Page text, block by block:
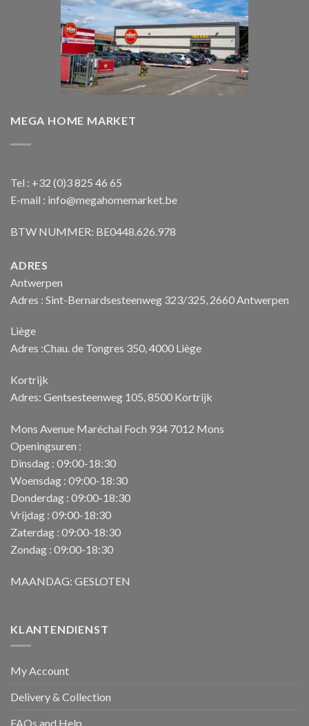
MEGA HOME MARKET
Tel : +32 (0)3 825 46 65
E-mail : info@megahomemarket.be
BTW NUMMER: BE0448.626.978
ADRES
Antwerpen
Adres : Sint-Bernardsesteenweg 323/325, 2660 Antwerpen
Liège
Adres :Chau. de Tongres 350, 4000 Liège
Kortrijk
Adres: Gentsesteenweg 105, 8500 Kortrijk
Mons Avenue Maréchal Foch 934 7012 Mons
Openingsuren :
Dinsdag : 09:00-18:30
Woensdag : 09:00-18:30
Donderdag : 09:00-18:30
Vrijdag : 09:00-18:30
Zaterdag : 09:00-18:30
Zondag : 09:00-18:30
MAANDAG: GESLOTEN
KLANTENDIENST
My Account
Delivery & Collection
FAQs and Help